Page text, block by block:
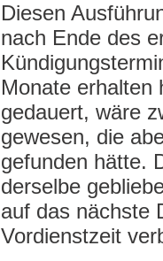
Diesen
nach Ende des
Monate erhalten
gedauert, wäre
gewesen, die
gefunden hätte.
derselbe
auf das nächste
Vordienstzeit